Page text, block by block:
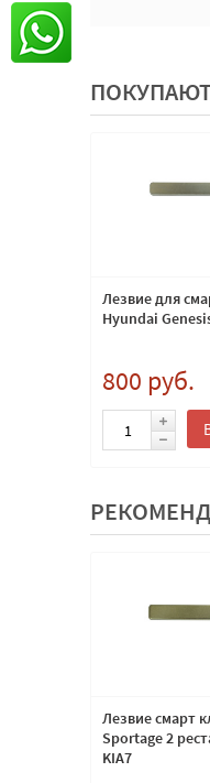
Лезвие для
Hyundai
800 руб.
Лезвие смарт
Sportage 2
KIA7